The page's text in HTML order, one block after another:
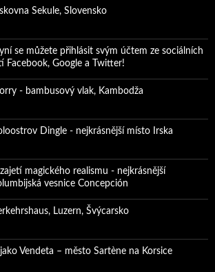
Sekule, Slovensko
se můžete přihlásit svým účtem ze sociálních
Facebook, Google a Twitter!
- bambusový vlak, Kambodža
Dingle - nejkrásnější místo Irska
magického realismu - nejkrásnější
vesnice Concepción
Luzern, Švýcarsko
Vendeta – město Sartène na Korsice